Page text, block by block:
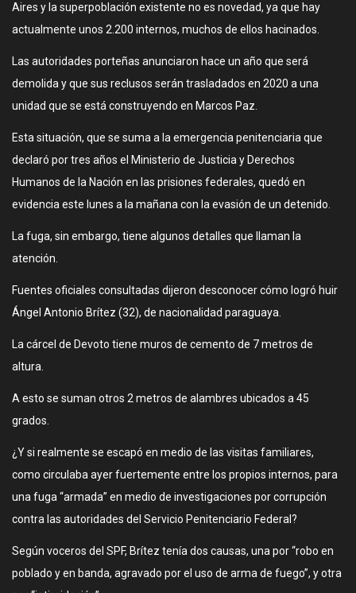
Aires y la superpoblación existente no es novedad, ya que hay
actualmente unos 2.200 internos, muchos de ellos hacinados.
Las autoridades porteñas anunciaron hace un año que será
demolida y que sus reclusos serán trasladados en 2020 a una
unidad que se está construyendo en Marcos Paz.
Esta situación, que se suma a la emergencia penitenciaria que
declaró por tres años el Ministerio de Justicia y Derechos
Humanos de la Nación en las prisiones federales, quedó en
evidencia este lunes a la mañana con la evasión de un detenido.
La fuga, sin embargo, tiene algunos detalles que llaman la
atención.
Fuentes oficiales consultadas dijeron desconocer cómo logró huir
Ángel Antonio Brítez (32), de nacionalidad paraguaya.
La cárcel de Devoto tiene muros de cemento de 7 metros de
altura.
A esto se suman otros 2 metros de alambres ubicados a 45
grados.
¿Y si realmente se escapó en medio de las visitas familiares,
como circulaba ayer fuertemente entre los propios internos, para
una fuga “armada” en medio de investigaciones por corrupción
contra las autoridades del Servicio Penitenciario Federal?
Según voceros del SPF, Brítez tenía dos causas, una por “robo en
poblado y en banda, agravado por el uso de arma de fuego”, y otra